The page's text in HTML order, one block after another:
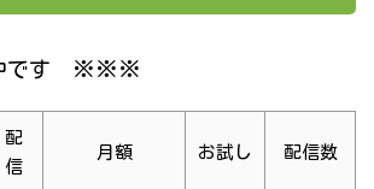
です ※※※
配
信
月額 お試し 配信数